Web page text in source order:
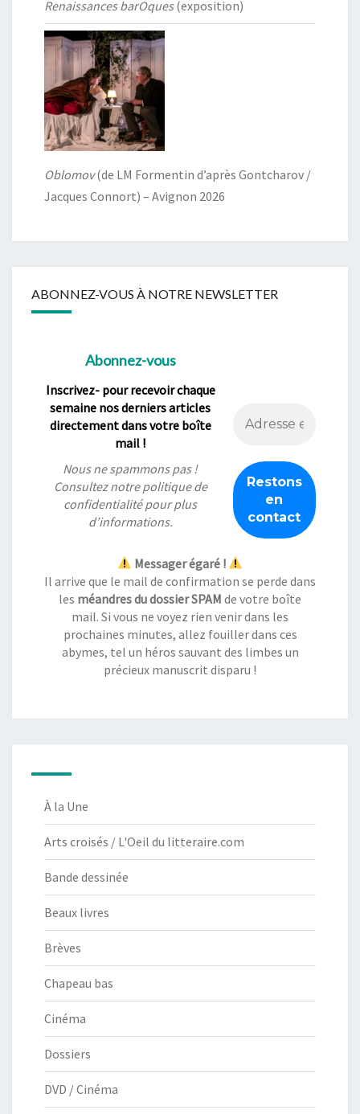
Renaissances barOques(exposition)
Oblomov(de LM Formentin d’après Gontcharov /
Jacques Connort) – Avignon 2026
ABONNEZ-VOUS À NOTRE NEWSLETTER
Abonnez-vous
Inscrivez- pour recevoir chaque
semaine nos derniers articles
directement dans votre boîte
mail !
Nous ne spammons pas !
Consultez notrepolitique de
confidentialitépour plus
d’informations.
Messager égaré !
Il arrive que le mail de confirmation se perde dans
les méandres du dossier SPAM de votre boîte
mail. Si vous ne voyez rien venir dans les
prochaines minutes, allez fouiller dans ces
abymes, tel un héros sauvant des limbes un
précieux manuscrit disparu !
À la Une
Arts croisés / L'Oeil du litteraire.com
Bande dessinée
Beaux livres
Brèves
Chapeau bas
Cinéma
Dossiers
DVD / Cinéma